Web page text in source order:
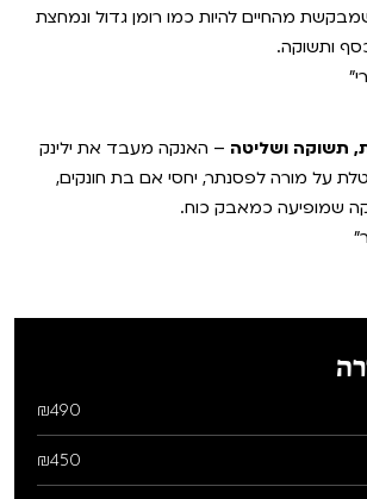
מהחיים להיות כמו רומן גדול ונמחצת
ותשוקה.
– האנקה מעבד את ילינק
על מורה לפסנתר, יחסי אם בת חונקים,
שמופיעה כמאבק כוח.
₪490
₪450